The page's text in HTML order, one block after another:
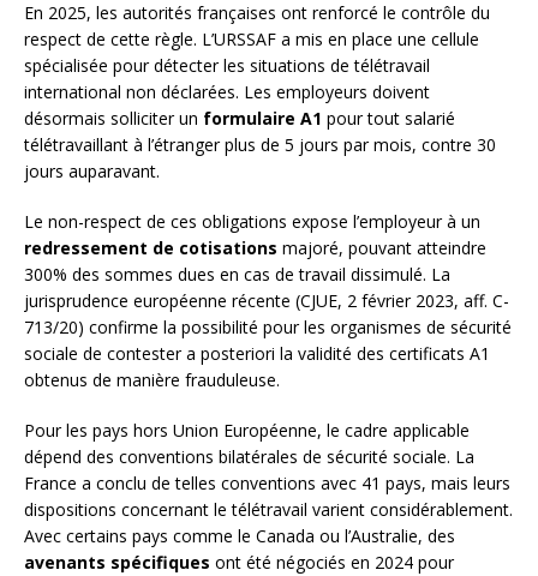
En 2025, les autorités françaises ont renforcé le contrôle du
respect de cette règle. L’URSSAF a mis en place une cellule
spécialisée pour détecter les situations de télétravail
international non déclarées. Les employeurs doivent
désormais solliciter un formulaire A1 pour tout salarié
télétravaillant à l’étranger plus de 5 jours par mois, contre 30
jours auparavant.
Le non-respect de ces obligations expose l’employeur à un
redressement de cotisations majoré, pouvant atteindre
300% des sommes dues en cas de travail dissimulé. La
jurisprudence européenne récente (CJUE, 2 février 2023, aff. C-
713/20) confirme la possibilité pour les organismes de sécurité
sociale de contester a posteriori la validité des certificats A1
obtenus de manière frauduleuse.
Pour les pays hors Union Européenne, le cadre applicable
dépend des conventions bilatérales de sécurité sociale. La
France a conclu de telles conventions avec 41 pays, mais leurs
dispositions concernant le télétravail varient considérablement.
Avec certains pays comme le Canada ou l’Australie, des
avenants spécifiques ont été négociés en 2024 pour